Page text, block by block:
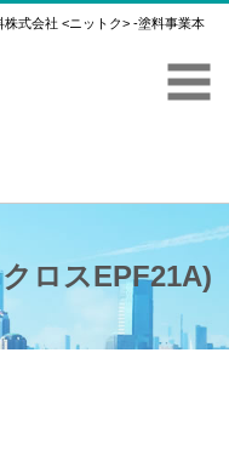
式会社 <ニットク> -塗料事業本
ロスEPF21A)